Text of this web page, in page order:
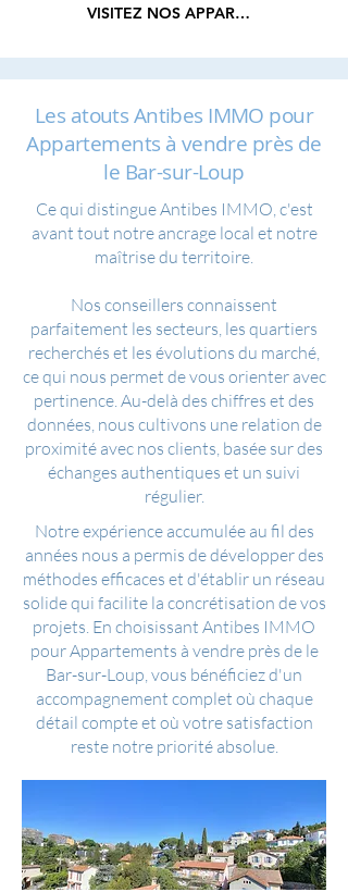
VISITEZ NOS APPARTEMENTS
Les atouts Antibes IMMO pour
Appartements à vendre près de
le Bar-sur-Loup
Ce qui distingue Antibes IMMO, c'est
avant tout notre ancrage local et notre
maîtrise du territoire.
Nos conseillers connaissent
parfaitement les secteurs, les quartiers
recherchés et les évolutions du marché,
ce qui nous permet de vous orienter avec
pertinence. Au-delà des chiffres et des
données, nous cultivons une relation de
proximité avec nos clients, basée sur des
échanges authentiques et un suivi
régulier.
Notre expérience accumulée au fil des
années nous a permis de développer des
méthodes efficaces et d'établir un réseau
solide qui facilite la concrétisation de vos
projets. En choisissant Antibes IMMO
pour Appartements à vendre près de le
Bar-sur-Loup, vous bénéficiez d'un
accompagnement complet où chaque
détail compte et où votre satisfaction
reste notre priorité absolue.